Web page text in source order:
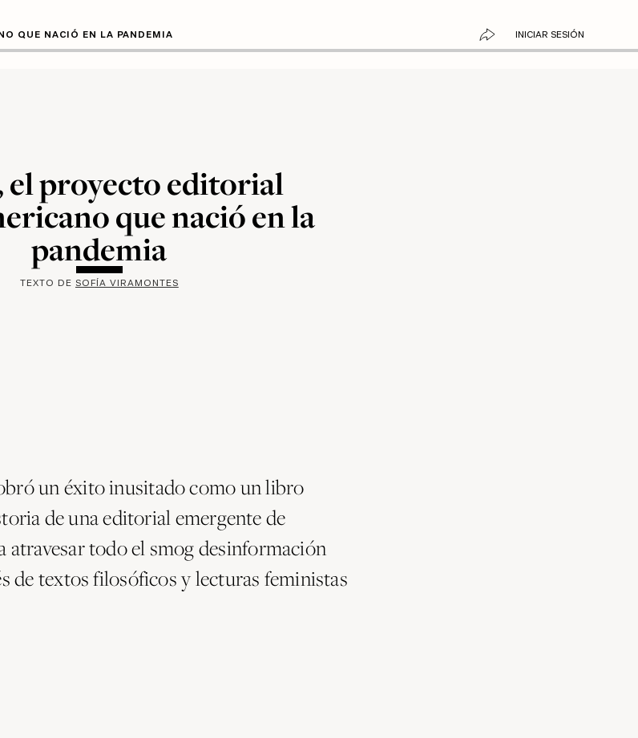
QUE NACIÓ EN LA PANDEMIA INICIAR SESIÓN
el proyecto editorial
que nació en la
pandemia
TEXTO DE SOFÍA VIRAMONTES
un éxito inusitado como un libro
de una editorial emergente de
atravesar todo el smog desinformación
de textos filosóficos y lecturas feministas